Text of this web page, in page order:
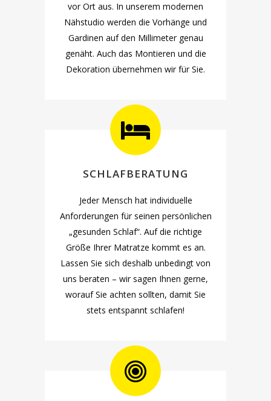
vor Ort aus. In unserem modernen
Nähstudio werden die Vorhänge und
Gardinen auf den Millimeter genau
genäht. Auch das Montieren und die
Dekoration übernehmen wir für Sie.
SCHLAFBERATUNG
Jeder Mensch hat individuelle
Anforderungen für seinen persönlichen
„gesunden Schlaf“. Auf die richtige
Größe Ihrer Matratze kommt es an.
Lassen Sie sich deshalb unbedingt von
uns beraten – wir sagen Ihnen gerne,
worauf Sie achten sollten, damit Sie
stets entspannt schlafen!